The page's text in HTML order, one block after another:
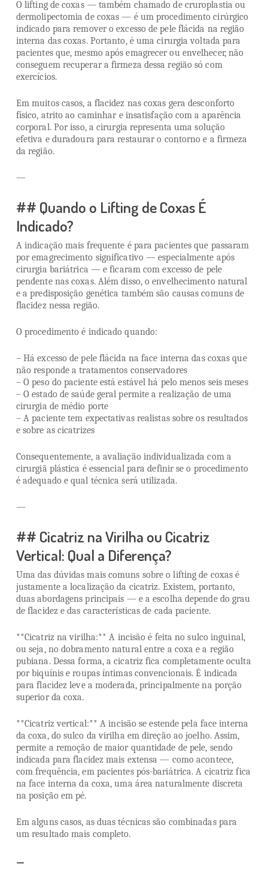
O lifting de coxas — também chamado de cruroplastia ou
dermolipectomia de coxas — é um procedimento cirúrgico
indicado para remover o excesso de pele flácida na região
interna das coxas. Portanto, é uma cirurgia voltada para
pacientes que, mesmo após emagrecer ou envelhecer, não
conseguem recuperar a firmeza dessa região só com
exercícios.
Em muitos casos, a flacidez nas coxas gera desconforto
físico, atrito ao caminhar e insatisfação com a aparência
corporal. Por isso, a cirurgia representa uma solução
efetiva e duradoura para restaurar o contorno e a firmeza
da região.
—
## Quando o Lifting de Coxas É
Indicado?
A indicação mais frequente é para pacientes que passaram
por emagrecimento significativo — especialmente após
cirurgia bariátrica — e ficaram com excesso de pele
pendente nas coxas. Além disso, o envelhecimento natural
e a predisposição genética também são causas comuns de
flacidez nessa região.
O procedimento é indicado quando:
– Há excesso de pele flácida na face interna das coxas que
não responde a tratamentos conservadores
– O peso do paciente está estável há pelo menos seis meses
– O estado de saúde geral permite a realização de uma
cirurgia de médio porte
– A paciente tem expectativas realistas sobre os resultados
e sobre as cicatrizes
Consequentemente, a avaliação individualizada com a
cirurgiã plástica é essencial para definir se o procedimento
é adequado e qual técnica será utilizada.
—
## Cicatriz na Virilha ou Cicatriz
Vertical: Qual a Diferença?
Uma das dúvidas mais comuns sobre o lifting de coxas é
justamente a localização da cicatriz. Existem, portanto,
duas abordagens principais — e a escolha depende do grau
de flacidez e das características de cada paciente.
**Cicatriz na virilha:** A incisão é feita no sulco inguinal,
ou seja, no dobramento natural entre a coxa e a região
pubiana. Dessa forma, a cicatriz fica completamente oculta
por biquínis e roupas íntimas convencionais. É indicada
para flacidez leve a moderada, principalmente na porção
superior da coxa.
**Cicatriz vertical:** A incisão se estende pela face interna
da coxa, do sulco da virilha em direção ao joelho. Assim,
permite a remoção de maior quantidade de pele, sendo
indicada para flacidez mais extensa — como acontece,
com frequência, em pacientes pós-bariátrica. A cicatriz fica
na face interna da coxa, uma área naturalmente discreta
na posição em pé.
Em alguns casos, as duas técnicas são combinadas para
um resultado mais completo.
—